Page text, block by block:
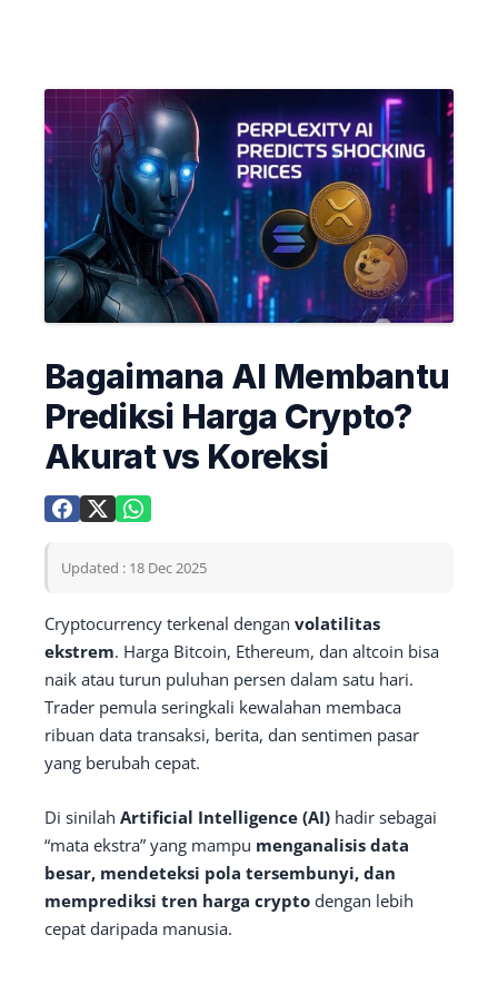
Bagaimana AI Membantu
Prediksi Harga Crypto?
Akurat vs Koreksi
Updated : 18 Dec 2025
Cryptocurrency terkenal dengan volatilitas
ekstrem. Harga Bitcoin, Ethereum, dan altcoin bisa
naik atau turun puluhan persen dalam satu hari.
Trader pemula seringkali kewalahan membaca
ribuan data transaksi, berita, dan sentimen pasar
yang berubah cepat.
Di sinilah Artificial Intelligence (AI) hadir sebagai
“mata ekstra” yang mampu menganalisis data
besar, mendeteksi pola tersembunyi, dan
memprediksi tren harga crypto dengan lebih
cepat daripada manusia.